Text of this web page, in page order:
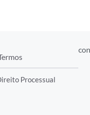
Processual